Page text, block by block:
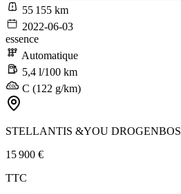
55 155 km
2022-06-03
essence
Automatique
5,4 l/100 km
C (122 g/km)
STELLANTIS &YOU DROGENBOS
15 900 €
TTC